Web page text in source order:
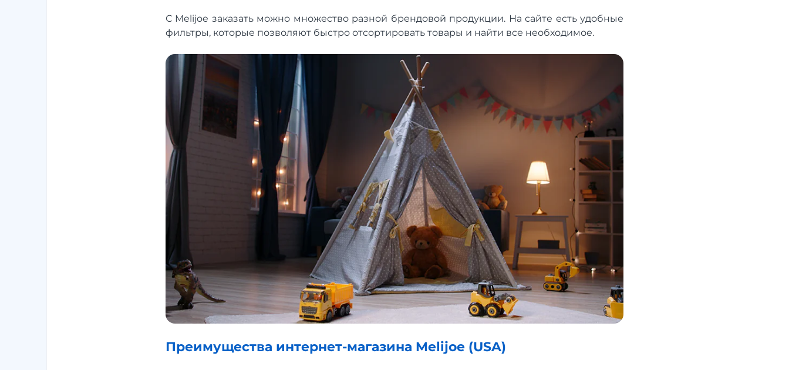
С Melijoe заказать можно множество разной брендовой продукции. На сайте есть удобные
фильтры, которые позволяют быстро отсортировать товары и найти все необходимое.
Преимущества интернет-магазина Melijoe (USA)